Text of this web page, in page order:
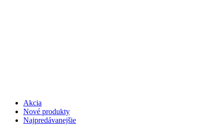
Akcia
Nové produkty
Najpredávanejšie